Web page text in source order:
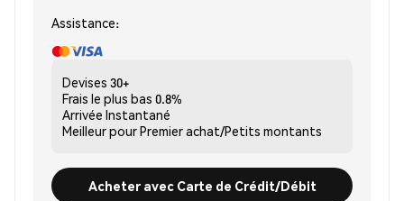
Assistance:
Devises 30+
Frais le plus bas 0.8%
Arrivée Instantané
Meilleur pourPremier achat/Petits montants
Acheter avec Carte de Crédit/Débit